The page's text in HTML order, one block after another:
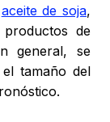
aceite de soja,
de
general, se
tamaño del